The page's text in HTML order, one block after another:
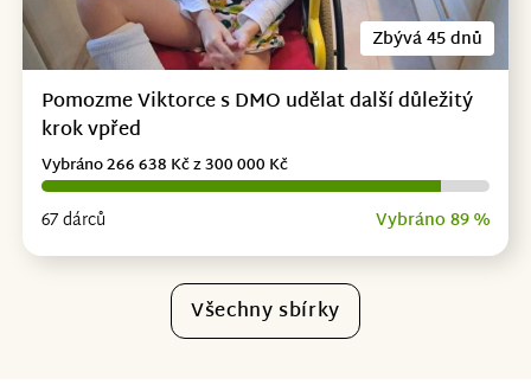
Zbývá 45 dnů
Pomozme Viktorce s DMO udělat další důležitý
krok vpřed
67 dárců Vybráno 89 %
Vybráno 266 638 Kč z 300 000 Kč
Všechny sbírky